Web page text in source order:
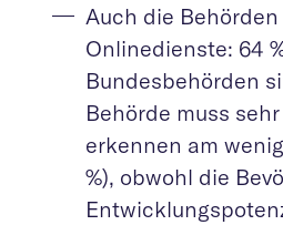
Auch die
Onlinedienste: 64
Bundesbehörden
Behörde muss
erkennen am
%), obwohl die